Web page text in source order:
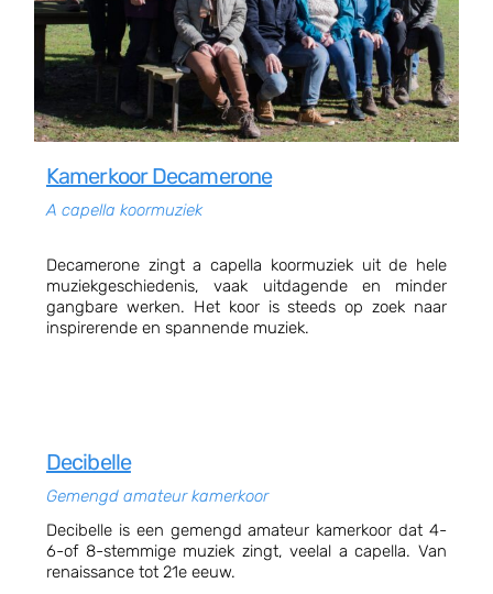
Kamerkoor Decamerone
A capella koormuziek
Decamerone zingt a capella koormuziek uit de hele
muziekgeschiedenis, vaak uitdagende en minder
gangbare werken. Het koor is steeds op zoek naar
inspirerende en spannende muziek.
Decibelle
Gemengd amateur kamerkoor
Decibelle is een gemengd amateur kamerkoor dat 4-
6-of 8-stemmige muziek zingt, veelal a capella. Van
renaissance tot 21e eeuw.